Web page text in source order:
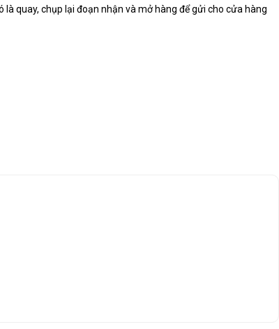
quay, chụp lại đoạn nhận và mở hàng để gửi cho cửa hàng